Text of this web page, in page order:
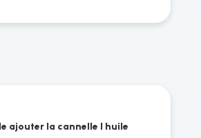
ajouter la cannelle l huile